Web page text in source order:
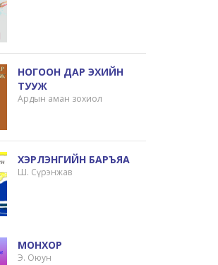
НОГООН ДАР ЭХИЙН
ТУУЖ
Ардын аман зохиол
ХЭРЛЭНГИЙН БАРЪЯА
Ш. Сүрэнжав
МОНХОР
Э. Оюун